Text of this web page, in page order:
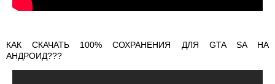
КАК СКАЧАТЬ 100% СОХРАНЕНИЯ ДЛЯ GTA SA НА
АНДРОИД???